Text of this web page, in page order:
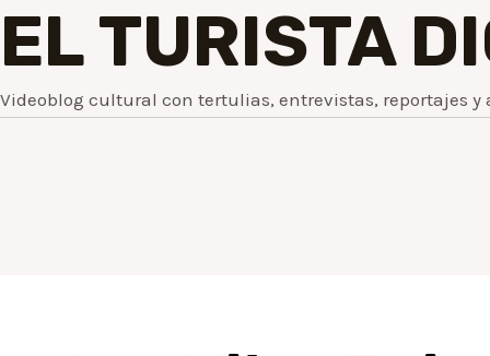
EL TURISTA
Videoblog cultural con tertulias, entrevistas, reportajes y